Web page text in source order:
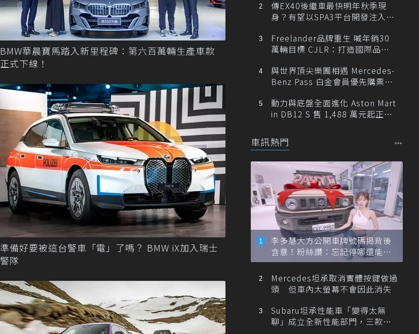
BMW華晨寶馬踏入新里程碑：第六百萬輛生產車款
正式下線！
準備好要被這台警車「電」了嗎？ BMW iX加入瑞士
警隊
傳EX40後繼車最快明年秋季現
身？有望以SPA3平台開發注入80
Freelander品牌重生 喊年銷30
萬輛目標 CJLR：打造國際品牌
與世界頂尖樂團相遇 Mercedes-
Benz Pass 白金會員優先購票維
動力與底盤全面進化 Aston Mart
in DB12 S 售 1,488 萬元起正式
車訊熱門
李多慧大方公開車牌號碼揭背後
含意！粉絲讚：忘記停哪還能幫
忙找車
Mercedes坦承取消實體按鍵做過
頭 但車內大螢幕不會因此消失
Subaru坦承性能車「變得太無
聊」成立全新性能部門，三款手